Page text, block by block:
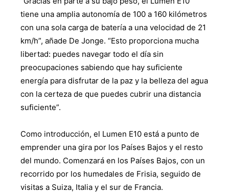
tiene una amplia autonomía de 100 a 160 kilómetros
con una sola carga de batería a una velocidad de 21
km/h”, añade De Jonge. “Esto proporciona mucha
libertad: puedes navegar todo el día sin
preocupaciones sabiendo que hay suficiente
energía para disfrutar de la paz y la belleza del agua
con la certeza de que puedes cubrir una distancia
suficiente”.
Como introducción, el Lumen E10 está a punto de
emprender una gira por los Países Bajos y el resto
del mundo. Comenzará en los Países Bajos, con un
recorrido por los humedales de Frisia, seguido de
visitas a Suiza, Italia y el sur de Francia.